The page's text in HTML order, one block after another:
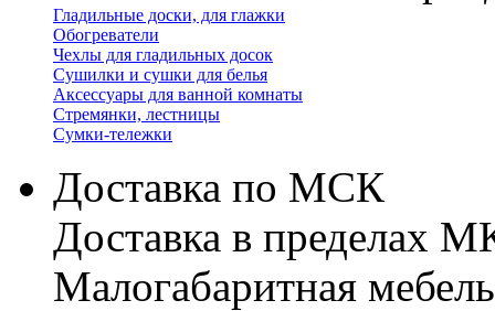
Гладильные доски, для глажки
Обогреватели
Чехлы для гладильных досок
Сушилки и сушки для белья
Аксессуары для ванной комнаты
Стремянки, лестницы
Сумки-тележки
Доставка по МСК
Доставка в пределах
Малогабаритная